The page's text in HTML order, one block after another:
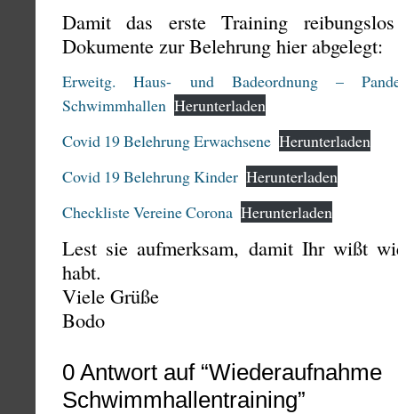
Damit das erste Training
Dokumente zur Belehrung hier abgelegt:
Erweitg. Haus- und Badeordnung –
Schwimmhallen Herunterladen
Covid 19 Belehrung Erwachsene Herunterladen
Covid 19 Belehrung Kinder Herunterladen
Checkliste Vereine Corona Herunterladen
Lest sie aufmerksam, damit Ihr wißt
habt.
Viele Grüße
Bodo
0 Antwort auf “Wiederaufnahme
Schwimmhallentraining”